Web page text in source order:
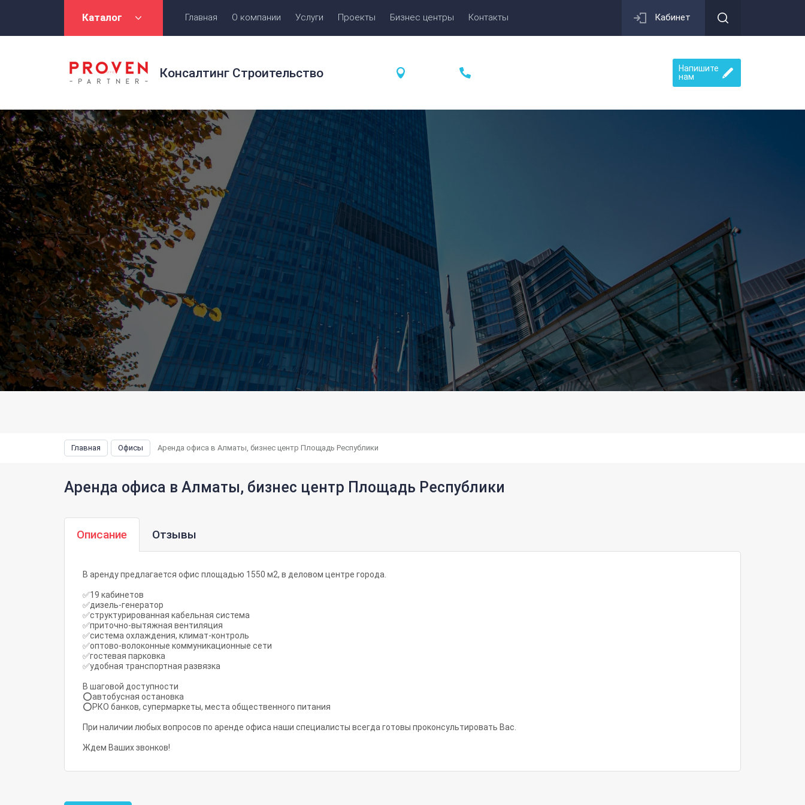
Каталог Главная О компании Услуги Проекты Бизнес центры Контакты Кабинет
Консалтинг Строительство
Напишите
нам
Главная Офисы Аренда офиса в Алматы, бизнес центр Площадь Республики
Аренда офиса в Алматы, бизнес центр Площадь Республики
Описание Отзывы
В аренду предлагается офис площадью 1550 м2, в деловом центре города.
✅19 кабинетов
✅дизель-генератор
✅структурированная кабельная система
✅приточно-вытяжная вентиляция
✅система охлаждения, климат-контроль
✅оптово-волоконные коммуникационные сети
✅гостевая парковка
✅удобная транспортная развязка
В шаговой доступности
⭕автобусная остановка
⭕РКО банков, супермаркеты, места общественного питания
При наличии любых вопросов по аренде офиса наши специалисты всегда готовы проконсультировать Вас.
Ждем Ваших звонков!